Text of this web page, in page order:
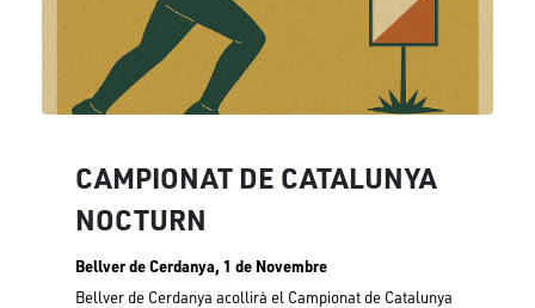
CAMPIONAT DE CATALUNYA
NOCTURN
Bellver de Cerdanya, 1 de Novembre
Bellver de Cerdanya acollirà el Campionat de Catalunya